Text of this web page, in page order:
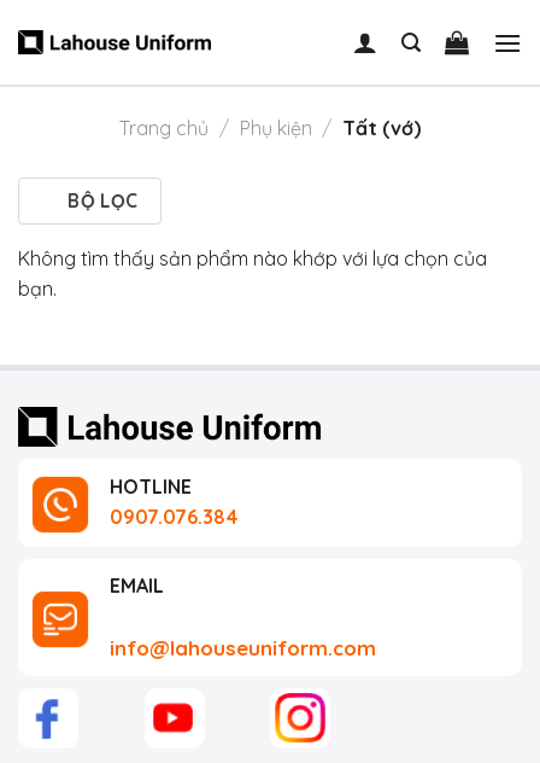
Trang chủ / Phụ kiện / Tất (vớ)
BỘ LỌC
Không tìm thấy sản phẩm nào khớp với lựa chọn của
bạn.
HOTLINE
0907.076.384
EMAIL
info@lahouseuniform.com